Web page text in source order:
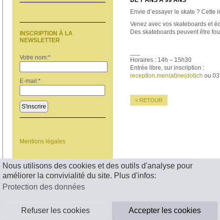
Nous utilisons des cookies et des outils d'analyse pour
améliorer la convivialité du site. Plus d'infos:
Protection des données
Refuser les cookies Accepter les cookies
INSCRIPTION À LA
NEWSLETTER
Votre nom:*
E-mail:*
S'inscrire
Mentions légales
Envie d’essayer le skate ? Cette
Venez avec vos skateboards et
Des skateboards peuvent être
Horaires : 14h – 15h30
Entrée libre, sur inscription :
reception.men(at)ne(dot)ch ou
< RETOUR